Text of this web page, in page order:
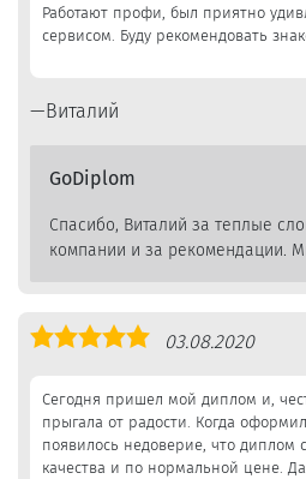
Работают профи, был приятно
сервисом. Буду рекомендовать
Виталий
GoDiplom
Спасибо, Виталий за теплые
компании и за рекомендации.
Оценка
03.08.2020
Сегодня пришел мой диплом и,
прыгала от радости. Когда
появилось недоверие, что диплом
качества и по нормальной цене.